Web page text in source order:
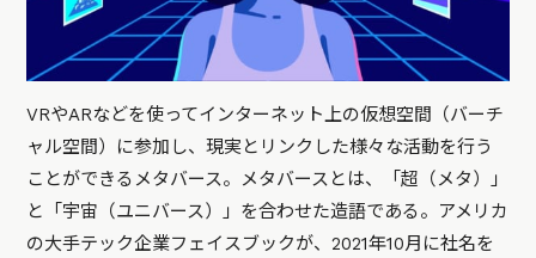
VRやARなどを使ってインターネット上の仮想空間（バーチ
ャル空間）に参加し、現実とリンクした様々な活動を行う
ことができる メタバース。メタバースとは、「超（メタ）」
と「宇宙（ユニバース）」を合わせた造語である。アメリカ
の大手テック企業フェイスブックが、2021年10月に社名を